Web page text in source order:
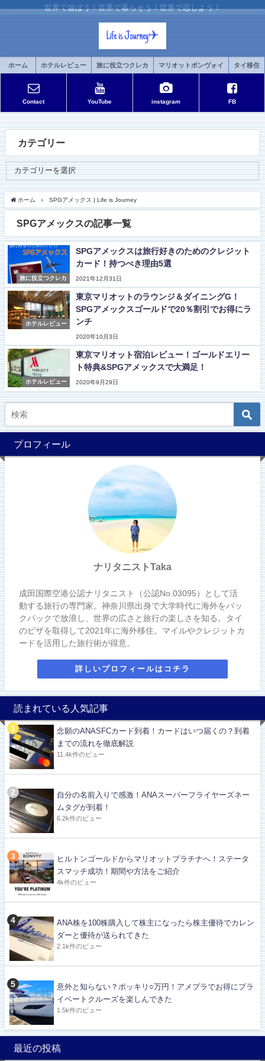
世界で遊ぼう！世界で暮らそう！世界で恋しよう！
ホーム ホテルレビュー 旅に役立つクレカ マリオットボンヴォイ タイ移住
Contact YouTube instagram FB
カテゴリー
ホーム SPGアメックス | Life is Journey
SPGアメックスの記事一覧
旅に役立つクレカ
SPGアメックスは旅行好きのためのクレジット
カード！持つべき理由5選
2021年12月31日
ホテルレビュー
東京マリオットのラウンジ＆ダイニングG！
SPGアメックスゴールドで20％割引でお得にラ
ンチ
2020年10月3日
ホテルレビュー
東京マリオット宿泊レビュー！ゴールドエリー
ト特典&SPGアメックスで大満足！
2020年9月29日
プロフィール
ナリタニストTaka
成田国際空港公認ナリタニスト（公認No.03095）として活
動する旅行の専門家。神奈川県出身で大学時代に海外をバッ
クパックで放浪し、世界の広さと旅行の楽しさを知る。タイ
のビザを取得して2021年に海外移住。マイルやクレジットカ
ードを活用した旅行術が得意。
詳しいプロフィールはコチラ
読まれている人気記事
念願のANASFCカード到着！カードはいつ届くの？到着
までの流れを徹底解説
11.4k件のビュー
自分の名前入りで感激！ANAスーパーフライヤーズネー
ムタグが到着！
6.2k件のビュー
ヒルトンゴールドからマリオットプラチナへ！ステータ
スマッチ成功！期間や方法をご紹介
4k件のビュー
ANA株を100株購入して株主になったら株主優待でカレン
ダーと優待が送られてきた
2.1k件のビュー
意外と知らない？ポッキリ○万円！アメプラでお得にプラ
イベートクルーズを楽しんできた
1.5k件のビュー
最近の投稿